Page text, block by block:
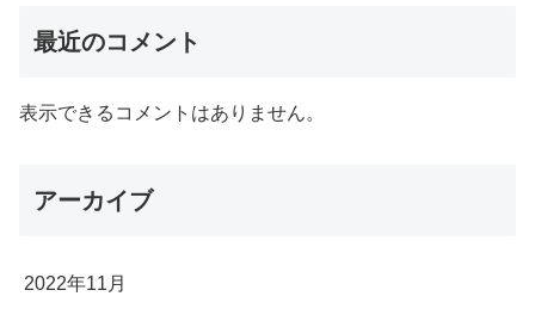
最近のコメント
表示できるコメントはありません。
アーカイブ
2022年11月